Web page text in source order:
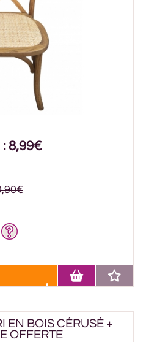
: 8,99€
EN BOIS CÉRUSÉ +
OFFERTE